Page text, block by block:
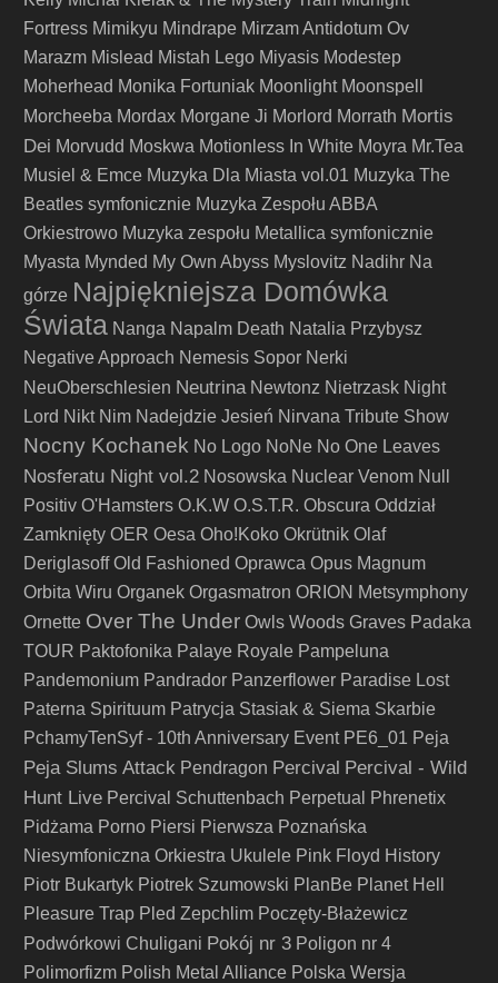
Fortress Mimikyu Mindrape Mirzam Antidotum Ov
Marazm Mislead Mistah Lego Miyasis Modestep
Moherhead Monika Fortuniak Moonlight Moonspell
Morcheeba Mordax Morgane Ji Morlord Morrath Mortis
Dei Morvudd Moskwa Motionless In White Moyra Mr.Tea
Musiel & Emce Muzyka Dla Miasta vol.01 Muzyka The
Beatles symfonicznie Muzyka Zespołu ABBA
Orkiestrowo Muzyka zespołu Metallica symfonicznie
Myasta Mynded My Own Abyss Myslovitz Nadihr Na
górze Najpiękniejsza Domówka
Świata Nanga Napalm Death Natalia Przybysz
Negative Approach Nemesis Sopor Nerki
NeuOberschlesien Neutrina Newtonz Nietrzask Night
Lord Nikt Nim Nadejdzie Jesień Nirvana Tribute Show
Nocny Kochanek No Logo NoNe No One Leaves
Nosferatu Night vol.2 Nosowska Nuclear Venom Null
Positiv O'Hamsters O.K.W O.S.T.R. Obscura Oddział
Zamknięty OER Oesa Oho!Koko Okrütnik Olaf
Deriglasoff Old Fashioned Oprawca Opus Magnum
Orbita Wiru Organek Orgasmatron ORION Metsymphony
Ornette Over The Under Owls Woods Graves Padaka
TOUR Paktofonika Palaye Royale Pampeluna
Pandemonium Pandrador Panzerflower Paradise Lost
Paterna Spirituum Patrycja Stasiak & Siema Skarbie
PchamyTenSyf - 10th Anniversary Event PE6_01 Peja
Peja Slums Attack Pendragon Percival Percival - Wild
Hunt Live Percival Schuttenbach Perpetual
Phrenetix
Pidżama Porno Piersi Pierwsza Poznańska
Niesymfoniczna Orkiestra Ukulele Pink Floyd History
Piotr Bukartyk Piotrek Szumowski PlanBe Planet Hell
Pleasure Trap Pled Zepchlim Poczęty-Błażewicz
Podwórkowi Chuligani Pokój nr 3 Poligon nr 4
Polimorfizm Polish Metal Alliance Polska Wersja